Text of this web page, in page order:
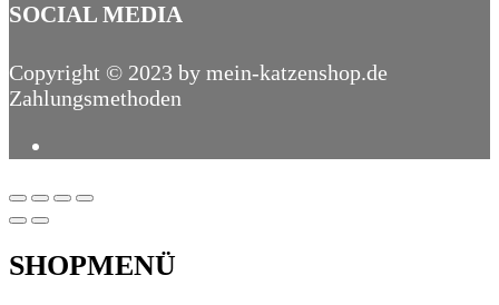
SOCIAL MEDIA
Copyright © 2023 by mein-katzenshop.de
Zahlungsmethoden
SHOPMENÜ